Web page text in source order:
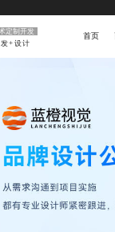
定制开发
+设计
首页